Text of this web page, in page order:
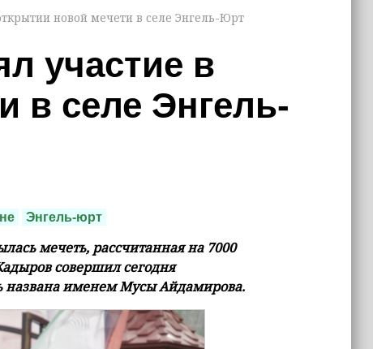
новой мечети в селе Энгель-Юрт
участие в
в селе Энгель-
Энгель-юрт
мечеть, рассчитанная на 7000
совершил сегодня
названа именем Мусы Айдамирова.